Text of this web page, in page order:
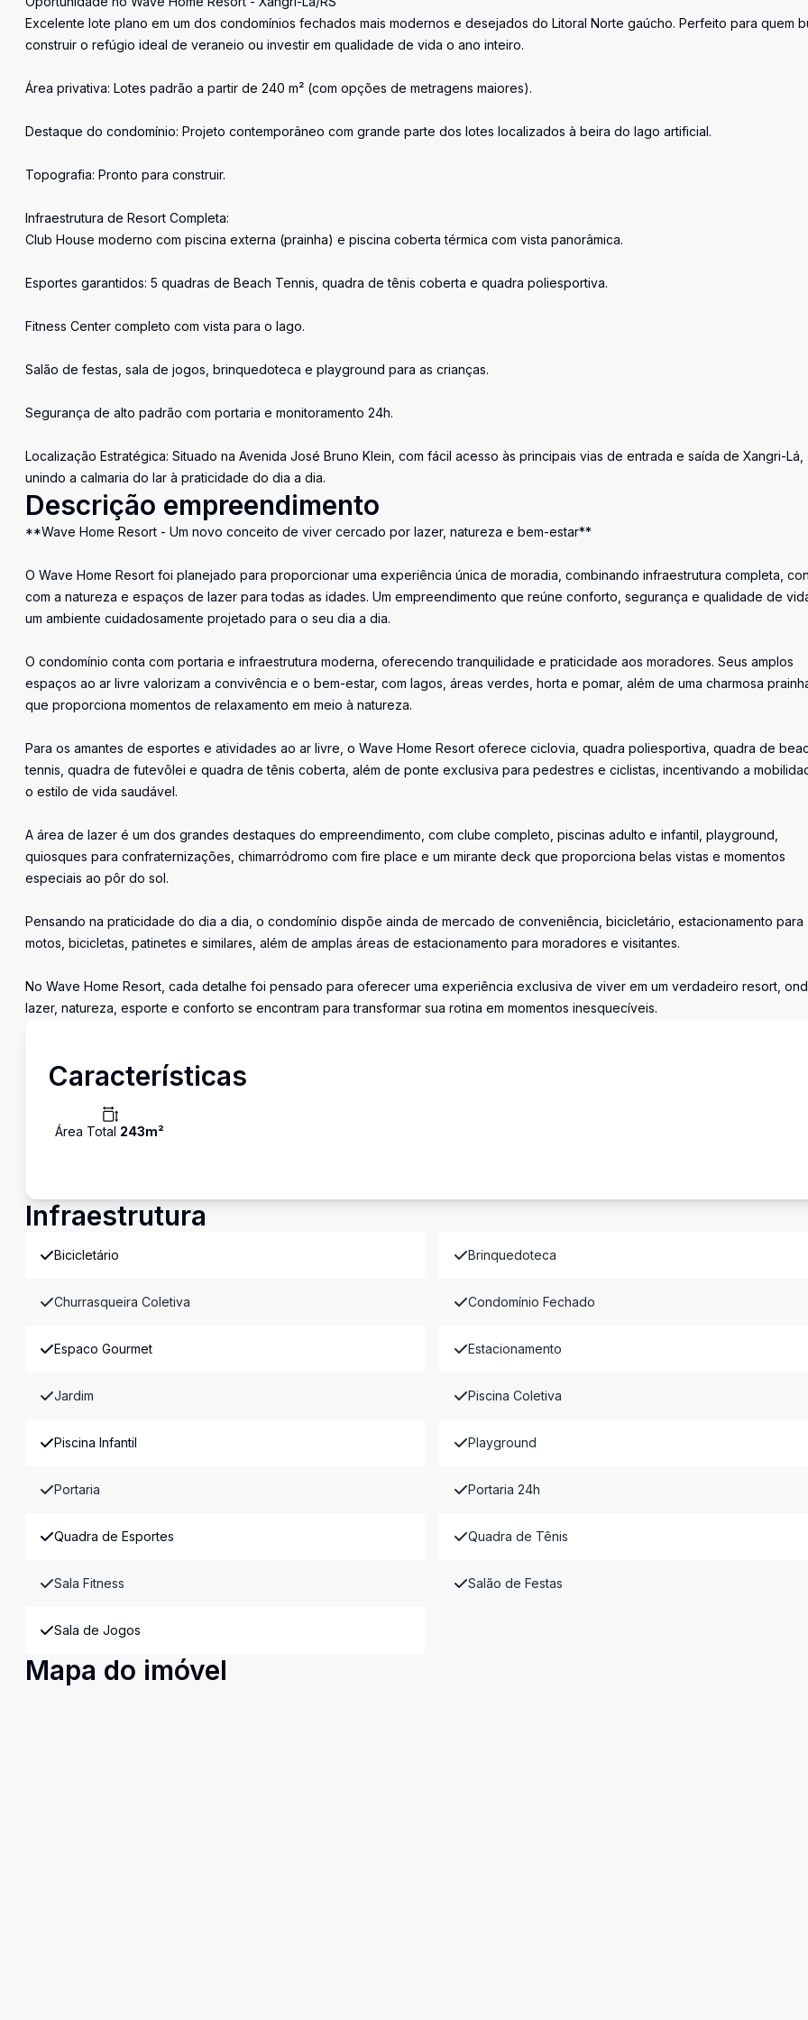
Excelente lote plano em um dos condomínios fechados mais modernos e desejados do Litoral Norte gaúcho. Perfeito para quem
construir o refúgio ideal de veraneio ou investir em qualidade de vida o ano inteiro.
Área privativa: Lotes padrão a partir de 240 m² (com opções de metragens maiores).
Destaque do condomínio: Projeto contemporâneo com grande parte dos lotes localizados à beira do lago artificial.
Topografia: Pronto para construir.
Infraestrutura de Resort Completa:
Club House moderno com piscina externa (prainha) e piscina coberta térmica com vista panorâmica.
Esportes garantidos: 5 quadras de Beach Tennis, quadra de tênis coberta e quadra poliesportiva.
Fitness Center completo com vista para o lago.
Salão de festas, sala de jogos, brinquedoteca e playground para as crianças.
Segurança de alto padrão com portaria e monitoramento 24h.
Localização Estratégica: Situado na Avenida José Bruno Klein, com fácil acesso às principais vias de entrada e saída de Xangri-Lá,
unindo a calmaria do lar à praticidade do dia a dia.
Descrição empreendimento
**Wave Home Resort - Um novo conceito de viver cercado por lazer, natureza e bem-estar**
O Wave Home Resort foi planejado para proporcionar uma experiência única de moradia, combinando infraestrutura completa,
com a natureza e espaços de lazer para todas as idades. Um empreendimento que reúne conforto, segurança e qualidade de
um ambiente cuidadosamente projetado para o seu dia a dia.
O condomínio conta com portaria e infraestrutura moderna, oferecendo tranquilidade e praticidade aos moradores. Seus amplos
espaços ao ar livre valorizam a convivência e o bem-estar, com lagos, áreas verdes, horta e pomar, além de uma charmosa
que proporciona momentos de relaxamento em meio à natureza.
Para os amantes de esportes e atividades ao ar livre, o Wave Home Resort oferece ciclovia, quadra poliesportiva, quadra de
tennis, quadra de futevôlei e quadra de tênis coberta, além de ponte exclusiva para pedestres e ciclistas, incentivando a
o estilo de vida saudável.
A área de lazer é um dos grandes destaques do empreendimento, com clube completo, piscinas adulto e infantil, playground,
quiosques para confraternizações, chimarródromo com fire place e um mirante deck que proporciona belas vistas e momentos
especiais ao pôr do sol.
Pensando na praticidade do dia a dia, o condomínio dispõe ainda de mercado de conveniência, bicicletário, estacionamento para
motos, bicicletas, patinetes e similares, além de amplas áreas de estacionamento para moradores e visitantes.
No Wave Home Resort, cada detalhe foi pensado para oferecer uma experiência exclusiva de viver em um verdadeiro resort,
lazer, natureza, esporte e conforto se encontram para transformar sua rotina em momentos inesquecíveis.
Características
Área Total 243m²
Infraestrutura
Bicicletário Brinquedoteca
Churrasqueira Coletiva Condomínio Fechado
Espaco Gourmet Estacionamento
Jardim Piscina Coletiva
Piscina Infantil Playground
Portaria Portaria 24h
Quadra de Esportes Quadra de Tênis
Sala Fitness Salão de Festas
Sala de Jogos
Mapa do imóvel